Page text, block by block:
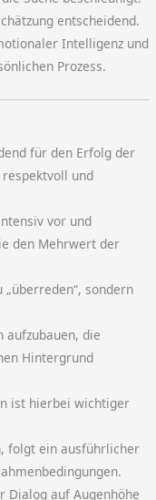
entscheidend.
Intelligenz und
Prozess.
für den Erfolg der
und
vor und
den Mehrwert der
sondern
aufzubauen, die
Hintergrund
ist hierbei wichtiger
folgt ein ausführlicher
auf Augenhöhe